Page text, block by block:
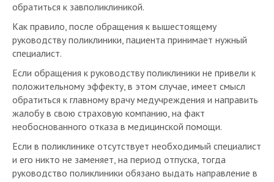
Как правило, после обращения к вышестоящему
руководству поликлиники, пациента принимает нужный
специалист.
Если обращения к руководству поликлиники не привели к
положительному эффекту, в этом случае, имеет смысл
обратиться к главному врачу медучреждения и направить
жалобу в свою страховую компанию, на факт
необоснованного отказа в медицинской помощи.
Если в поликлинике отсутствует необходимый специалист
и его никто не заменяет, на период отпуска, тогда
руководство поликлиники обязано выдать направление в
иное медучреждение, где пациента примут в рамках ОМС.